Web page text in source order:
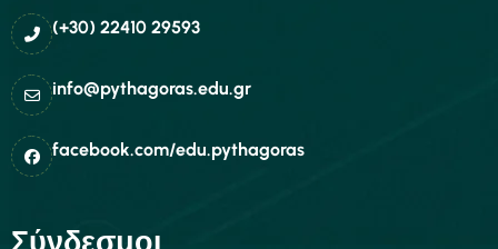
(+30) 22410 29593
info@pythagoras.edu.gr
facebook.com/edu.pythagoras